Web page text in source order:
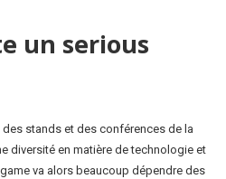
un serious
stands et des conférences de la
diversité en matière de technologie et
va alors beaucoup dépendre des